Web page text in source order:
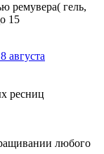
ремувера( гель,
15
8 августа
ресниц
любого